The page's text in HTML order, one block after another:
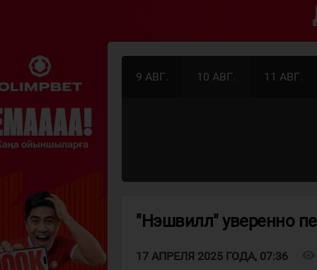
9 АВГ. 10 АВГ. 11 АВГ.
"Нэшвилл" уверенно
17 АПРЕЛЯ 2025 ГОДА, 07:36